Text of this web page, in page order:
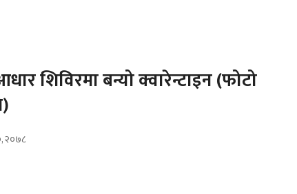
शिविरमा बन्यो क्वारेन्टाइन (फोटो
२०७८